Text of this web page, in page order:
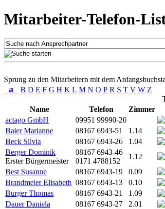
Mitarbeiter-Telefon-
Sprung zu den Mitarbeitern mit dem
a B D E F G H K L M N O P R S T V W Z
Name
Telefon Zimmer
actago GmbH
09951 99990-20
Baier Marianne
08167 6943-51 1.14
Beck Silvia
08167 6943-26 1.04
Berger Dominik
Erster Bürgermeister
08167 6943-46
0171 4788152
1.12
Best Susanne
08167 6943-19 0.09
Brandmeier Elisabeth 08167 6943-13 0.10
Burger Thomas
08167 6943-21 1.09
Dauer Daniela
08167 6943-27 2.01